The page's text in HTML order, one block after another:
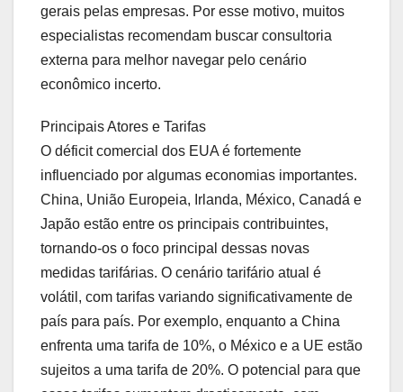
gerais pelas empresas. Por esse motivo, muitos
especialistas recomendam buscar consultoria
externa para melhor navegar pelo cenário
econômico incerto.
Principais Atores e Tarifas
O déficit comercial dos EUA é fortemente
influenciado por algumas economias importantes.
China, União Europeia, Irlanda, México, Canadá e
Japão estão entre os principais contribuintes,
tornando-os o foco principal dessas novas
medidas tarifárias. O cenário tarifário atual é
volátil, com tarifas variando significativamente de
país para país. Por exemplo, enquanto a China
enfrenta uma tarifa de 10%, o México e a UE estão
sujeitos a uma tarifa de 20%. O potencial para que